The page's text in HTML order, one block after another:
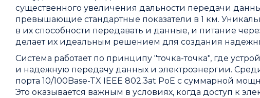
существенного увеличения дальности передачи
превышающие стандартные показатели в 1 км.
в их способности передавать и данные, и питание
делает их идеальным решением для создания
Система работает по принципу "точка-точка", где
и надежную передачу данных и электроэнергии.
порта 10/100Base-TX IEEE 802.3at PoE с суммарной
Это оказывается важным в условиях, когда доступ к